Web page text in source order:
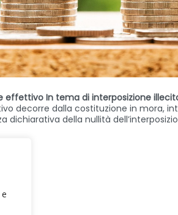
effettivo In tema di interposizione
decorre dalla costituzione in mora,
della nullità